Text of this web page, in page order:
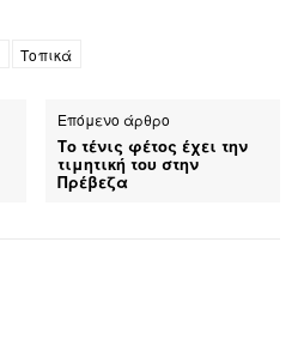
Τοπικά
Επόμενο άρθρο
Το τένις φέτος έχει την
τιμητική του στην
Πρέβεζα